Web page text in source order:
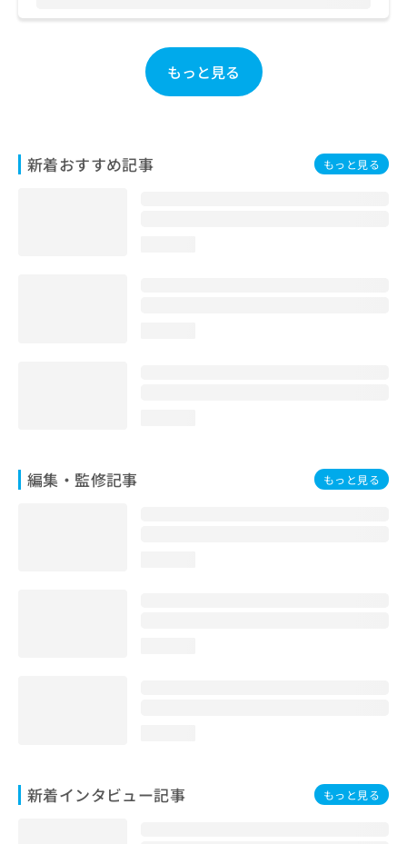
もっと見る
新着おすすめ記事 もっと見る
編集・監修記事 もっと見る
新着インタビュー記事 もっと見る
ち
ら